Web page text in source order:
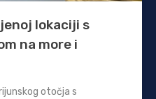
lokaciji s
na more i
otočja s